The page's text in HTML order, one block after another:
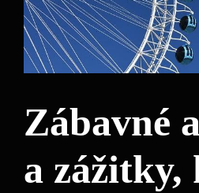
Zábavné
a zážitky,